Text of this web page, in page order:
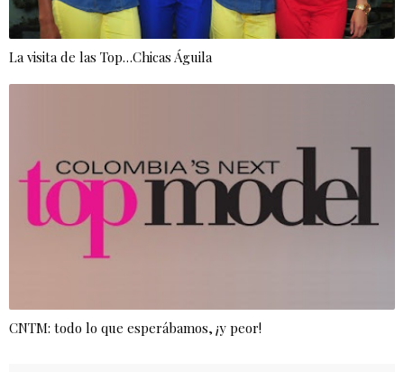
La visita de las Top…Chicas Águila
CNTM: todo lo que esperábamos, ¡y peor!